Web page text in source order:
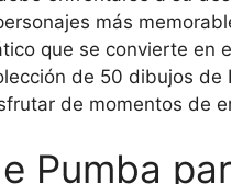
más
que se convierte en
de 50 dibujos
de momentos de
Pumba